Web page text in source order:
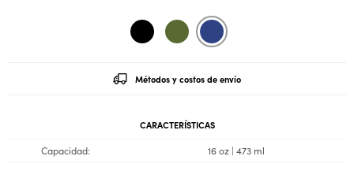
Métodos y costos de envío
CARACTERÍSTICAS
Capacidad 16 oz | 473 ml